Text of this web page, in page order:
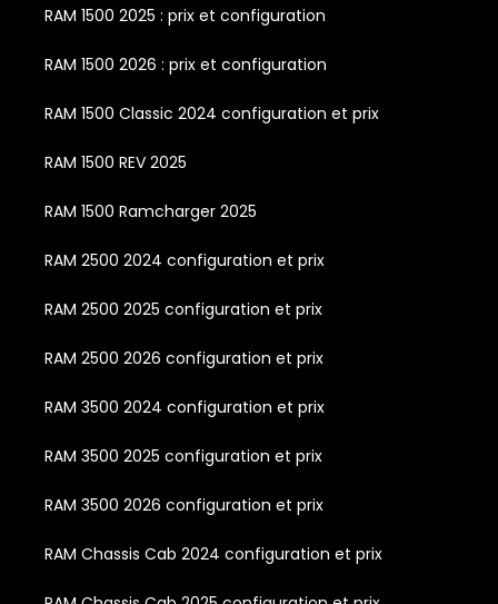
RAM 1500 2025 : prix et configuration
RAM 1500 2026 : prix et configuration
RAM 1500 Classic 2024 configuration et prix
RAM 1500 REV 2025
RAM 1500 Ramcharger 2025
RAM 2500 2024 configuration et prix
RAM 2500 2025 configuration et prix
RAM 2500 2026 configuration et prix
RAM 3500 2024 configuration et prix
RAM 3500 2025 configuration et prix
RAM 3500 2026 configuration et prix
RAM Chassis Cab 2024 configuration et prix